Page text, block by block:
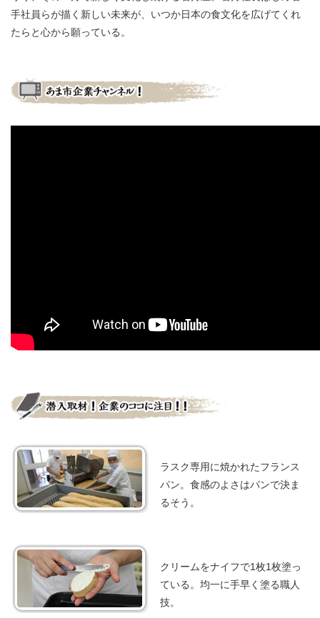
手社員らが描く新しい未来が、いつか日本の食文化を広げてくれ
たらと心から願っている。
ラスク専用に焼かれたフランス
パン。食感のよさはパンで決ま
るそう。
クリームをナイフで1枚1枚塗っ
ている。均一に手早く塗る職人
技。